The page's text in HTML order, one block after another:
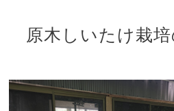
原木しいたけ栽培